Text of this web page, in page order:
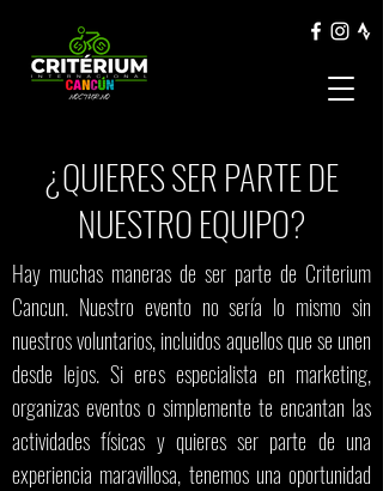
¿QUIERES SER PARTE DE
NUESTRO EQUIPO?
Hay muchas maneras de ser parte de Criterium
Cancun. Nuestro evento no sería lo mismo sin
nuestros voluntarios, incluidos aquellos que se unen
desde lejos. Si eres especialista en marketing,
organizas eventos o simplemente te encantan las
actividades físicas y quieres ser parte de una
experiencia maravillosa, tenemos una oportunidad